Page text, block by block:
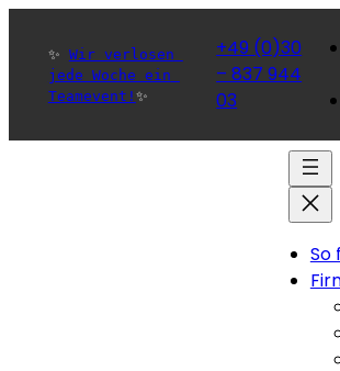
✨ Wir verlosen
jede Woche ein
Teamevent! ✨
+49 (0)30
– 837 944
03
So